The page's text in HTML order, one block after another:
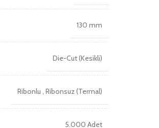
130 mm
Die-Cut (Kesikli)
Ribonlu ,Ribonsuz (Termal)
5.000 Adet